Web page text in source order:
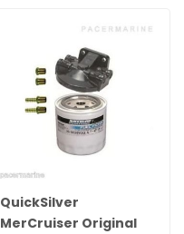
QuickSilver
MerCruiser Original